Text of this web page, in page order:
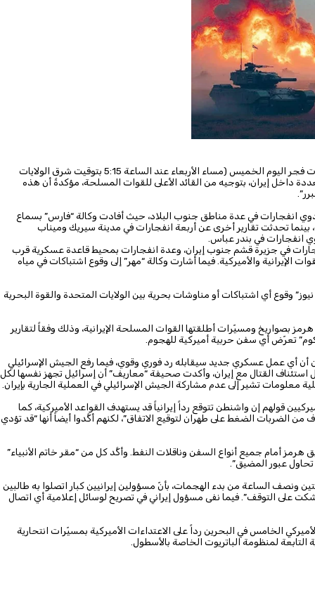
أعلنت القيادة المركزية الأميركية (سنتكوم) أن قواتها بدأت فجر اليوم الخميس (مساء الأربعاء عند الساعة 5:15 بتوقيت شرق الولايات
داخل إيران، بتوجيه من القائد الأعلى للقوات المسلحة، مؤكدةً أن هذه
دوي انفجارات في عدة مناطق جنوب البلاد، حيث أفادت وكالة “فارس” بسماع
تحدثت تقارير أخرى عن أربعة انفجارات في مدينة سيريك وميناب
انفجارات في بندر عباس.
في جزيرة قشم جنوب إيران، وعدة انفجارات بمحيط قاعدة عسكرية قرب
الإيرانية والأميركية. فيما أشارت وكالة “مهر” إلى وقوع اشتباكات في مياه
وقوع أي اشتباكات أو مناوشات بحرية بين الولايات المتحدة والقوة البحرية
بصواريخ ومسيّرات أطلقتها القوات المسلحة الإيرانية، وذلك وفقاً لتقارير
تعرّض أي سفن حربية أميركية للهجوم.
أن أي عمل عسكري جديد سيقابله رد فوري وقوي، فيما رفع الجيش الإسرائيلي
استعداداً لاحتمال استئناف القتال مع إيران، وأكدت صحيفة “معاريف” أن إسرائيل تجهز نفسها لكل
معلومات تشير إلى عدم مشاركة الجيش الإسرائيلي في العملية الجارية بإيران.
قولهم إن واشنطن تتوقع رداً إيرانياً قد يستهدف القواعد الأميركية، كما
من الضربات الضغط على طهران لتوقيع الاتفاق”، لكنهم أكَّدوا أيضاً أنها “قد تؤدي
هرمز أمام جميع أنواع السفن وناقلات النفط. وأكَّد كل من “مقر خاتم الأنبياء”
عبور المضيق”.
ونصف الساعة من بدء الهجمات، بأنّ مسؤولين إيرانيين كبار اتصلوا به طالبين
على التوقف”. فيما نفى مسؤول إيراني في تصريح لوسائل إعلامية أي اتصال
الخامس في البحرين رداً على الاعتداءات الأميركية بمسيّرات انتحارية
لمنظومة الباتريوت الخاصة بالأسطول.